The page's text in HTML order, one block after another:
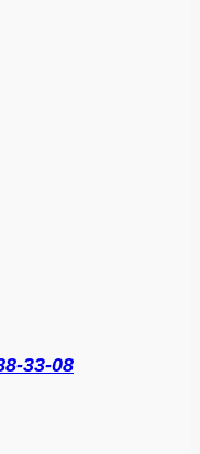
33-08